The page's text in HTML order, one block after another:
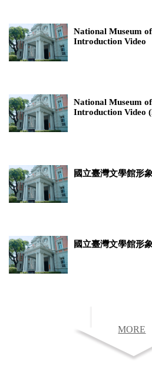
National Museum
Introduction Video
National Museum
Introduction Video
國立臺灣文學館形
國立臺灣文學館形
MORE